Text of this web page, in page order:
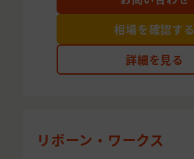
詳細を見る
相場を確認する
リボーン・ワークス